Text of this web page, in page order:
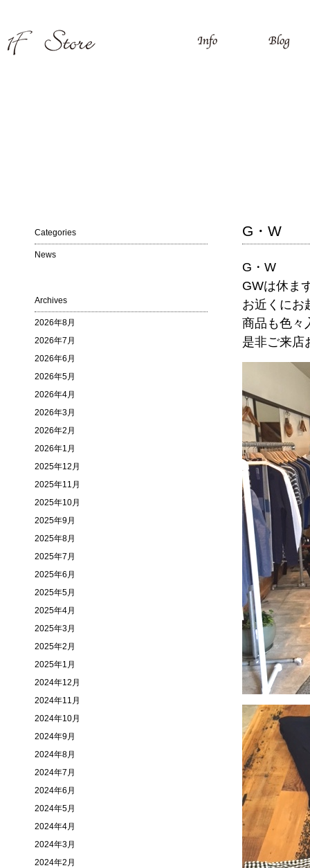
G・W
G・W
GWは休ま
お近くに
商品も色々
是非ご来店
Categories
News
Archives
2026年8月
2026年7月
2026年6月
2026年5月
2026年4月
2026年3月
2026年2月
2026年1月
2025年12月
2025年11月
2025年10月
2025年9月
2025年8月
2025年7月
2025年6月
2025年5月
2025年4月
2025年3月
2025年2月
2025年1月
2024年12月
2024年11月
2024年10月
2024年9月
2024年8月
2024年7月
2024年6月
2024年5月
2024年4月
2024年3月
2024年2月